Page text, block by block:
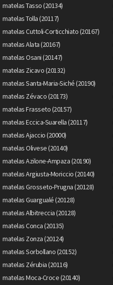
matelas Tasso (20134)
matelas Tolla (20117)
matelas Cuttoli-Corticchiato (20167)
matelas Alata (20167)
matelas Osani (20147)
matelas Zicavo (20132)
matelas Santa-Maria-Siché (20190)
matelas Zévaco (20173)
matelas Frasseto (20157)
matelas Eccica-Suarella (20117)
matelas Ajaccio (20000)
matelas Olivese (20140)
matelas Azilone-Ampaza (20190)
matelas Argiusta-Moriccio (20140)
matelas Grosseto-Prugna (20128)
matelas Guargualé (20128)
matelas Albitreccia (20128)
matelas Conca (20135)
matelas Zonza (20124)
matelas Sorbollano (20152)
matelas Zérubia (20116)
matelas Moca-Croce (20140)